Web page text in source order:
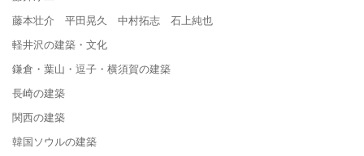
藤本壮介 平田晃久 中村拓志 石上純也
軽井沢の建築・文化
鎌倉・葉山・逗子・横須賀の建築
長崎の建築
関西の建築
韓国ソウルの建築